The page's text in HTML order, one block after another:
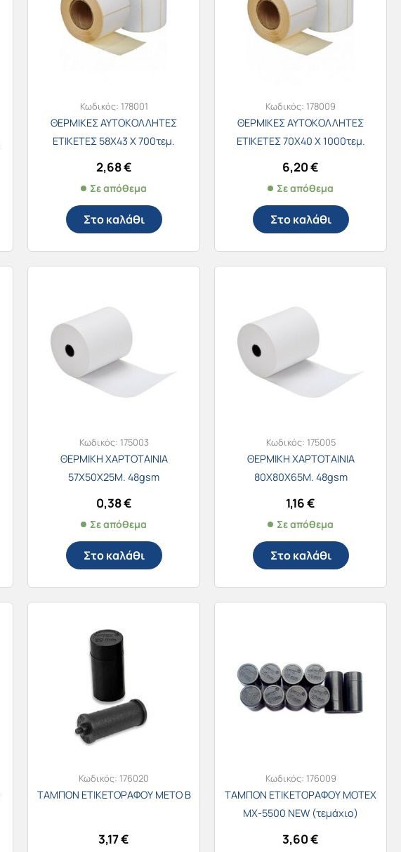
Κωδικός: 178001
ΘΕΡΜΙΚΕΣ ΑΥΤΟΚΟΛΛΗΤΕΣ
ΕΤΙΚΕΤΕΣ 58Χ43 Χ 700τεμ.
2,68€
Σε απόθεμα
Στο καλάθι
Κωδικός: 178009
ΘΕΡΜΙΚΕΣ ΑΥΤΟΚΟΛΛΗΤΕΣ
ΕΤΙΚΕΤΕΣ 70Χ40 Χ 1000τεμ.
6,20€
Σε απόθεμα
Στο καλάθι
Κωδικός: 175003
ΘΕΡΜΙΚΗ ΧΑΡΤΟΤΑΙΝΙΑ
57Χ50Χ25Μ. 48gsm
0,38€
Σε απόθεμα
Στο καλάθι
Κωδικός: 175005
ΘΕΡΜΙΚΗ ΧΑΡΤΟΤΑΙΝΙΑ
80Χ80Χ65Μ. 48gsm
1,16€
Σε απόθεμα
Στο καλάθι
Κωδικός: 176020
ΤΑΜΠΟΝ ΕΤΙΚΕΤΟΡΑΦΟΥ METO B
3,17€
Κωδικός: 176009
ΤΑΜΠΟΝ ΕΤΙΚΕΤΟΡΑΦΟΥ MOTEX
MX-5500 NEW (τεμάχιο)
3,60€